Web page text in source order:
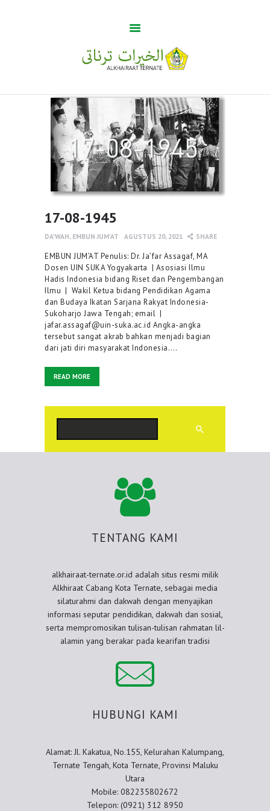
Home
Khabar
BUMA
Profile
Gallery
17-08-1945
DA'WAH, EMBUN JUM'AT AGUSTUS 20, 2021 SHARE
EMBUN JUM’AT Penulis: Dr. Ja’far Assagaf, MA
Dosen UIN SUKA Yogyakarta | Asosiasi Ilmu
Hadis Indonesia bidang Riset dan Pengembangan
Ilmu | Wakil Ketua bidang Pendidikan Agama
dan Budaya Ikatan Sarjana Rakyat Indonesia-
Sukoharjo Jawa Tengah; email |
jafar.assagaf@uin-suka.ac.id Angka-angka
tersebut sangat akrab bahkan menjadi bagian
dari jati diri masyarakat Indonesia.…
READ MORE
TENTANG KAMI
alkhairaat-ternate.or.id adalah situs resmi milik
Alkhiraat Cabang Kota Ternate, sebagai media
silaturahmi dan dakwah dengan menyajikan
informasi seputar pendidikan, dakwah dan sosial,
serta mempromosikan tulisan-tulisan rahmatan lil-
alamin yang berakar pada kearifan tradisi
HUBUNGI KAMI
Alamat: Jl. Kakatua, No.155, Kelurahan Kalumpang,
Ternate Tengah, Kota Ternate, Provinsi Maluku
Utara
Mobile: 082235802672
Telepon: (0921) 312 8950